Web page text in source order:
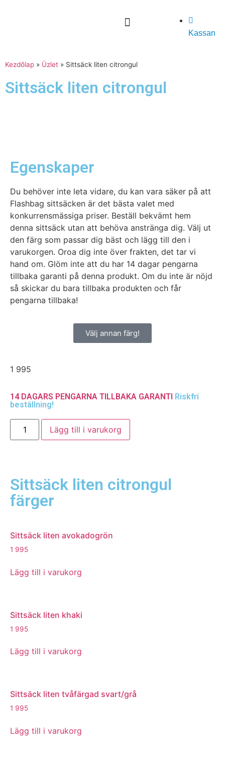
Kassan
Kezdőlap » Üzlet » Sittsäck liten citrongul
Sittsäck liten citrongul
Egenskaper
Du behöver inte leta vidare, du kan vara säker på att
Flashbag sittsäcken är det bästa valet med
konkurrensmässiga priser. Beställ bekvämt hem
denna sittsäck utan att behöva anstränga dig. Välj ut
den färg som passar dig bäst och lägg till den i
varukorgen. Oroa dig inte över frakten, det tar vi
hand om. Glöm inte att du har 14 dagar pengarna
tillbaka garanti på denna produkt. Om du inte är nöjd
så skickar du bara tillbaka produkten och får
pengarna tillbaka!
Välj annan färg!
1 995
14 DAGARS PENGARNA TILLBAKA GARANTI Riskfri
beställning!
Lägg till i varukorg
Sittsäck liten citrongul
färger
Sittsäck liten avokadogrön
1 995
Lägg till i varukorg
Sittsäck liten khaki
1 995
Lägg till i varukorg
Sittsäck liten tvåfärgad svart/grå
1 995
Lägg till i varukorg